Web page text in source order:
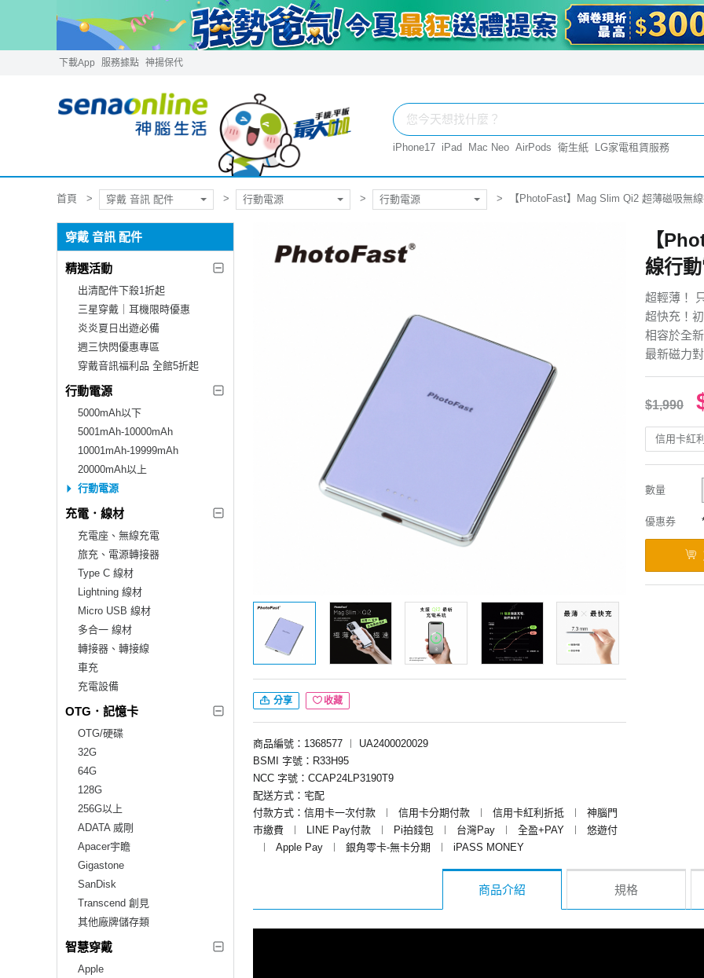
下載App 服務據點 神揚保代
iPhone17 iPad Mac Neo AirPods 衛生紙 LG家電租賃服務
首頁 穿戴 音訊 配件 行動電源 行動電源 【PhotoFast】Mag Slim Qi2 超薄磁吸無
穿戴 音訊 配件
精選活動
出清配件下殺1折起
三星穿戴｜耳機限時優惠
炎炎夏日出遊必備
週三快閃優惠專區
穿戴音訊福利品 全館5折起
行動電源
5000mAh以下
5001mAh-10000mAh
10001mAh-19999mAh
20000mAh以上
行動電源
充電．線材
充電座、無線充電
旅充、電源轉接器
Type C 線材
Lightning 線材
Micro USB 線材
多合一 線材
轉接器、轉接線
車充
充電設備
OTG．記憶卡
OTG/硬碟
32G
64G
128G
256G以上
ADATA 威剛
Apacer宇瞻
Gigastone
SanDisk
Transcend 創見
其他廠牌儲存類
智慧穿戴
Apple
分享 收藏
商品編號：1368577 ︱
UA2400020029
BSMI 字號：R33H95
NCC 字號：CCAP24LP3190T9
配送方式：宅配
付款方式：信用卡一次付款
︱ 信用卡分期付款 ︱ 信用卡紅利折抵 ︱
神腦門
市繳費
︱ LINE Pay付款 ︱ Pi拍錢包 ︱ 台灣Pay ︱ 全盈+PAY ︱
悠遊付
︱
Apple Pay ︱ 銀角零卡-無卡分期 ︱ iPASS MONEY
【
線行
超輕薄！
超快充！
相容於全
最新磁⼒
$1,990
信用卡紅
數量
優惠券
商品介紹 規格